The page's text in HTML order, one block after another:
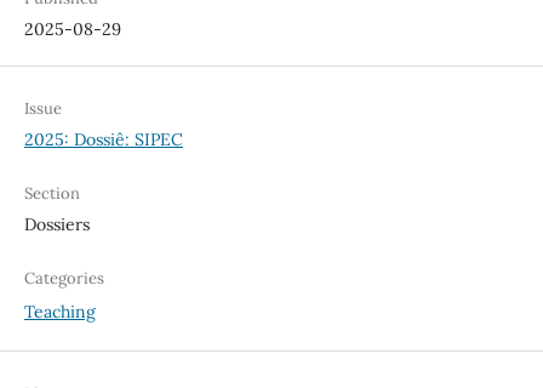
2025-08-29
Issue
2025: Dossiê: SIPEC
Section
Dossiers
Categories
Teaching